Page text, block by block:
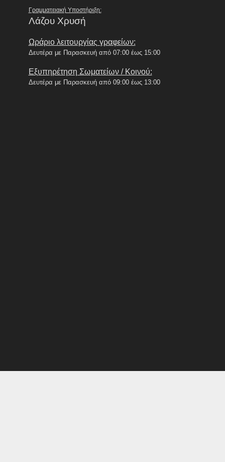
Γραμματειακή Υποστήριξη:
Λάζου Χρυσή
Ωράριο λειτουργίας γραφείων:
Δευτέρα με Παρασκευή από 07:00 έως 15:00
Εξυπηρέτηση Σωματείων / Κοινού:
Δευτέρα με Παρασκευή από 09:00 έως 13:00